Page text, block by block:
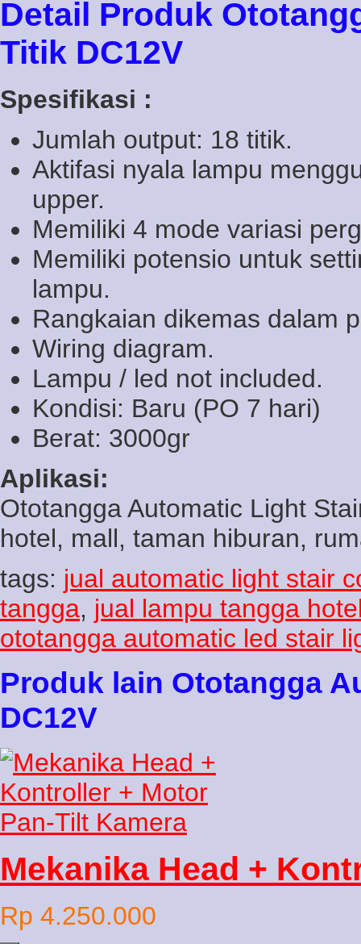
Detail Produk
Titik DC12V
Spesifikasi :
Jumlah output: 18 titik.
Aktifasi nyala lampu
upper.
Memiliki 4 mode variasi
Memiliki potensio untuk
lampu.
Rangkaian dikemas dalam
Wiring diagram.
Lampu / led not included.
Kondisi: Baru (PO 7 hari)
Berat: 3000gr
Aplikasi:
Ototangga Automatic Light
hotel, mall, taman hiburan,
tags: jual automatic light stair
tangga, jual lampu tangga
ototangga automatic led stair
Produk lain Ototangga
DC12V
Mekanika Head +
Rp 4.250.000